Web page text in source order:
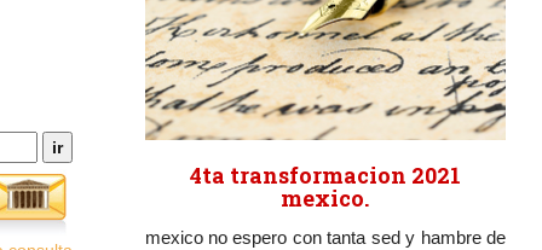
4ta transformacion 2021
mexico.
mexico no espero con tanta sed y hambre de